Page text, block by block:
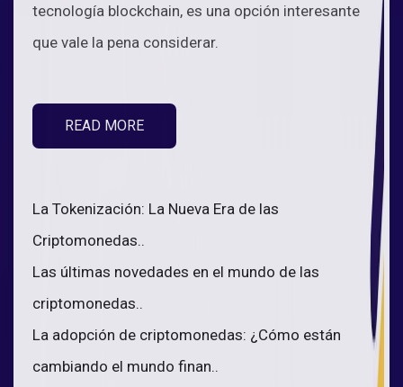
tecnología blockchain, es una opción interesante
que vale la pena considerar.
READ MORE
La Tokenización: La Nueva Era de las
Criptomonedas..
Las últimas novedades en el mundo de las
criptomonedas..
La adopción de criptomonedas: ¿Cómo están
cambiando el mundo finan..